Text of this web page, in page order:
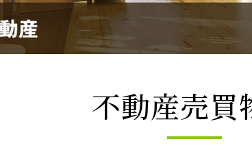
不動産売買